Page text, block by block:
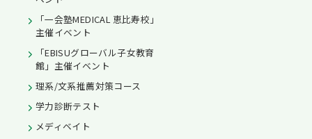
「一会塾MEDICAL 恵比寿校」
主催イベント
「EBISUグローバル子女教育
館」主催イベント
理系/文系推薦対策コース
学力診断テスト
メディベイト